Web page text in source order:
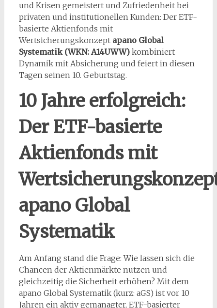
und Krisen gemeistert und Zufriedenheit bei
privaten und institutionellen Kunden: Der ETF-
basierte Aktienfonds mit
Wertsicherungskonzept apano Global
Systematik (WKN: A14UWW)kombiniert
Dynamik mit Absicherung und feiert in diesen
Tagen seinen 10. Geburtstag.
10 Jahre erfolgreich:
Der ETF-basierte
Aktienfonds mit
apano Global
Systematik
Am Anfang stand die Frage: Wie lassen sich die
Chancen der Aktienmärkte nutzen und
gleichzeitig die Sicherheit erhöhen? Mit dem
apano Global Systematik (kurz: aGS) ist vor 10
Jahren ein aktiv gemanagter, ETF-basierter